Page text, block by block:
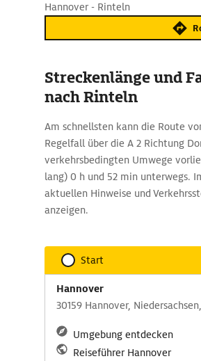
Hannover - Rinteln
Streckenlänge und
nach Rinteln
Am schnellsten kann die Route
Regelfall über die A 2 Richtung
verkehrsbedingten Umwege
lang) 0 h und 52 min unterwegs.
aktuellen Hinweise und
anzeigen.
Start
Hannover
30159 Hannover,
Umgebung entdecken
Reiseführer Hannover